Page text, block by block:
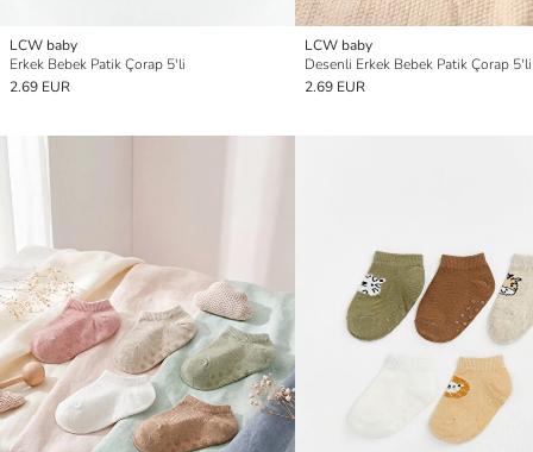
LCW baby
Erkek Bebek Patik Çorap 5'li
2.69 EUR
LCW baby
Desenli Erkek Bebek Patik Çorap 5'li
2.69 EUR